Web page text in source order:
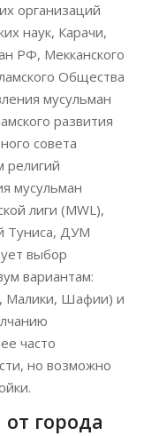
организаций
наук, Карачи,
РФ, Мекканского
Общества
мусульман
развития
совета
религий
мусульман
лиги (MWL),
Туниса, ДУМ
выбор
вариантам:
Малики, Шафии) и
часто
но возможно
города